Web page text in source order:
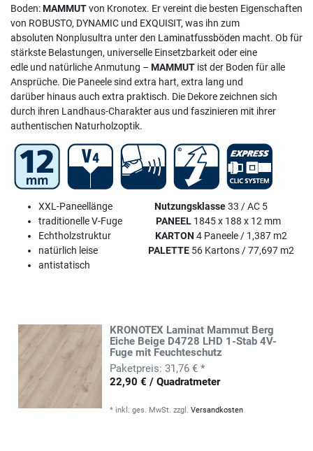
Boden:MAMMUTvon Kronotex. Er vereint die besten Eigenschaften
von ROBUSTO, DYNAMIC und EXQUISIT, was ihn zum
absoluten Nonplusultra unter den Laminatfussböden macht. Ob für
stärkste Belastungen, universelle Einsetzbarkeit oder eine
edle und natürliche Anmutung – MAMMUT ist der Boden für alle
Ansprüche. Die Paneele sind extra hart, extra lang und
darüber hinaus auch extra praktisch. Die Dekore zeichnen sich
durch ihren Landhaus-Charakter aus und faszinieren mit ihrer
authentischen Naturholzoptik.
XXL-Paneellänge Nutzungsklasse33 / AC 5
traditionelle V-Fuge PANEEL 1845 x 188 x 12 mm
Echtholzstruktur KARTON 4 Paneele / 1,387 m2
natürlich leise PALETTE 56 Kartons / 77,697 m2
antistatisch
KRONOTEX Laminat Mammut Berg
Eiche Beige D4728 LHD 1-Stab 4V-
Fuge mit Feuchteschutz
31,76 € *
22,90 € / Quadratmeter
* inkl. ges. MwSt. zzgl.Versandkosten